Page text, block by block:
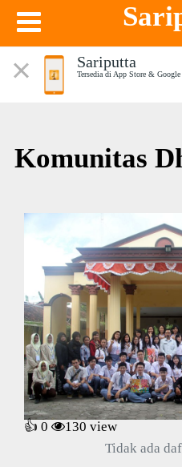
Sariputta
Tersedia di App Store &
Komunitas
👍 0 130 view
Tidak ada